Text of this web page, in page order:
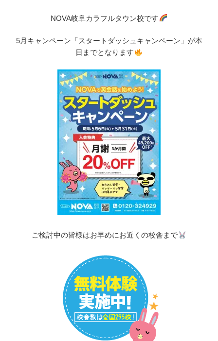
NOVA岐阜カラフルタウン校です
5月キャンペーン「スタートダッシュキャンペーン」が本
日までとなります
ご検討中の皆様はお早めにお近くの校舎まで